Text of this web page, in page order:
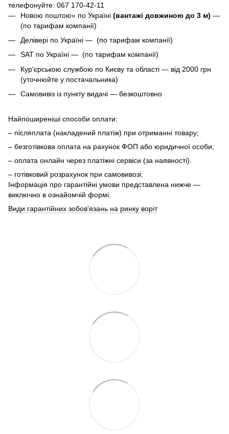
телефонуйте: 067 170-42-11
Новою поштою» по Україні (вантажі довжиною до 3 м) —
(по тарифам компанії)
Делівері по Україні — (по тарифам компанії)
SAT по Україні — (по тарифам компанії)
Кур'єрською службою по Києву та області — від 2000 грн
(уточнюйте у постачальника)
Самовивіз із пункту видачі — безкоштовно
Найпоширеніші способи оплати:
– післяплата (накладений платіж) при отриманні товару;
– безготівкова оплата на рахунок ФОП або юридичної особи;
– оплата онлайн через платіжні сервіси (за наявності).
– готівковий розрахунок при самовивозі;
Інформація про гарантійні умови представлена нижче —
виключно в ознайомчій формі.
Види гарантійних зобов'язань на ринку воріт